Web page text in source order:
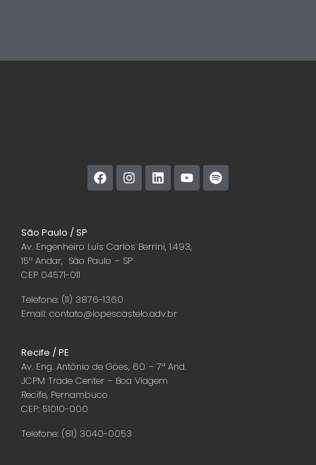
São Paulo / SP
Av. Engenheiro Luís Carlos Berrini, 1.493,
15º Andar, São Paulo – SP
CEP 04571-011
Telefone: (11) 3876-1360
Email: contato@lopescastelo.adv.br
Recife / PE
Av. Eng. Antônio de Góes, 60 – 7ª And.
JCPM Trade Center – Boa Viagem
Recife, Pernambuco
CEP: 51010-000
Telefone: (81) 3040-0053